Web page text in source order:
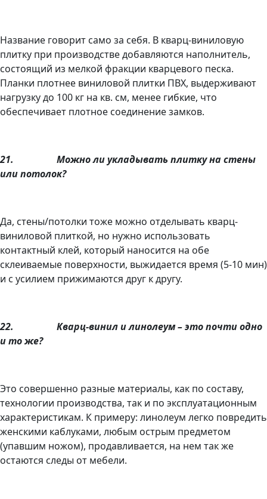
Название говорит само за себя. В кварц-виниловую
плитку при производстве добавляются наполнитель,
состоящий из мелкой фракции кварцевого песка.
Планки плотнее виниловой плитки ПВХ, выдерживают
нагрузку до 100 кг на кв. см, менее гибкие, что
обеспечивает плотное соединение замков.
21. Можно ли укладывать плитку на стены
или потолок?
Да, стены/потолки тоже можно отделывать кварц-
виниловой плиткой, но нужно использовать
контактный клей, который наносится на обе
склеиваемые поверхности, выжидается время (5-10 мин)
и с усилием прижимаются друг к другу.
22. Кварц-винил и линолеум – это почти одно
и то же?
Это совершенно разные материалы, как по составу,
технологии производства, так и по эксплуатационным
характеристикам. К примеру: линолеум легко повредить
женскими каблуками, любым острым предметом
(упавшим ножом), продавливается, на нем так же
остаются следы от мебели.